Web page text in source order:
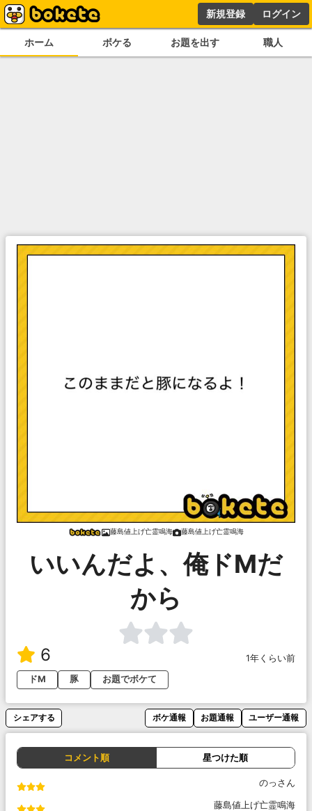
新規登録 ログイン
ホーム ボケる お題を出す 職人
藤島値上げ亡霊鳴海 藤島値上げ亡霊鳴海
いいんだよ、俺ドMだ
から
6
1年くらい前
ドM
豚 お題でボケて
シェアする ボケ通報 お題通報 ユーザー通報
コメント順 星つけた順
のっさん
藤島値上げ亡霊鳴海